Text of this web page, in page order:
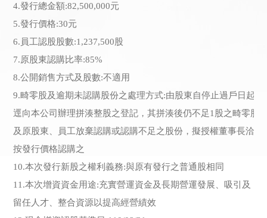
4.發行總金額:82,500,000元
5.發行價格:30元
6.員工認股股數:1,237,500股
7.原股東認購比率:85%
8.公開銷售方式及股數:不適用
9.畸零股及逾期未認購股份之處理方式:由股東自停止過戶日起之
逕向本公司辦理拼湊整股之登記，其拼湊後仍不足1股之畸零股
及原股東、員工放棄認購或認購不足之股份，擬授權董事長洽特
按發行價格認購之
10.本次發行新股之權利義務:與原有發行之普通股相同
11.本次增資資金用途:充實營運資金及長期營運發展、吸引及
留任人才、整合資源以提高經營績效